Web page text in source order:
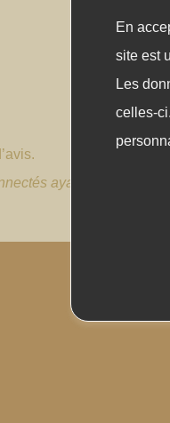
ayant acheté ce
En
site est
Les
celles-